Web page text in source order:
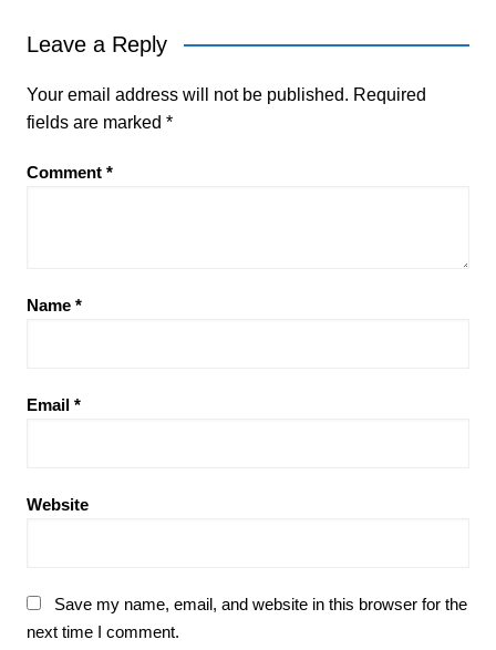
Leave a Reply
Your email address will not be published. Required
fields are marked *
Comment *
Name *
Email *
Website
Save my name, email, and website in this browser for the
next time I comment.